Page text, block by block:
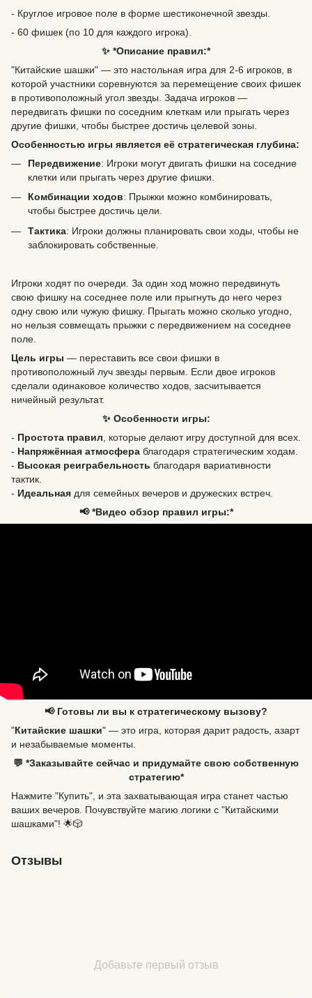
- Круглое игровое поле в форме шестиконечной звезды.
- 60 фишек (по 10 для каждого игрока).
✨ *Описание правил:*
"Китайские шашки" — это настольная игра для 2-6 игроков, в
которой участники соревнуются за перемещение своих фишек
в противоположный угол звезды. Задача игроков —
передвигать фишки по соседним клеткам или прыгать через
другие фишки, чтобы быстрее достичь целевой зоны.
Особенностью игры является её стратегическая глубина:
Передвижение: Игроки могут двигать фишки на соседние
клетки или прыгать через другие фишки.
Комбинации ходов: Прыжки можно комбинировать,
чтобы быстрее достичь цели.
Тактика: Игроки должны планировать свои ходы, чтобы не
заблокировать собственные.
Игроки ходят по очереди. За один ход можно передвинуть
свою фишку на соседнее поле или прыгнуть до него через
одну свою или чужую фишку. Прыгать можно сколько угодно,
но нельзя совмещать прыжки с передвижением на соседнее
поле.
Цель игры — переставить все свои фишки в
противоположный луч звезды первым. Если двое игроков
сделали одинаковое количество ходов, засчитывается
ничейный результат.
✨ Особенности игры:
- Простота правил , которые делают игру доступной для всех.
- Напряжённая атмосфера благодаря стратегическим ходам.
- Высокая реиграбельность благодаря вариативности
тактик.
- Идеальная для семейных вечеров и дружеских встреч.
📢 *Видео обзор правил игры:*
📢 Готовы ли вы к стратегическому вызову?
"Китайские шашки" — это игра, которая дарит радость, азарт
и незабываемые моменты.
💬 *Заказывайте сейчас и придумайте свою собственную
стратегию*
Нажмите "Купить", и эта захватывающая игра станет частью
ваших вечеров. Почувствуйте магию логики с "Китайскими
шашками"! 🌟🎲
Отзывы
Добавьте первый отзыв